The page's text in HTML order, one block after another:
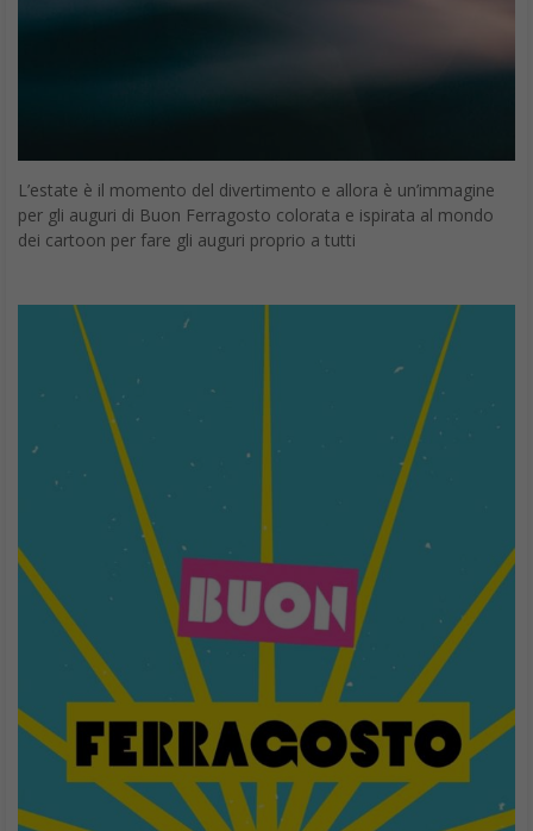
L’estate è il momento del divertimento e allora è un’immagine
per gli auguri di Buon Ferragosto colorata e ispirata al mondo
dei cartoon per fare gli auguri proprio a tutti